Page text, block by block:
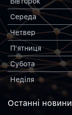
Середа
Четвер
П'ятниця
Субота
Неділя
Останнi новини